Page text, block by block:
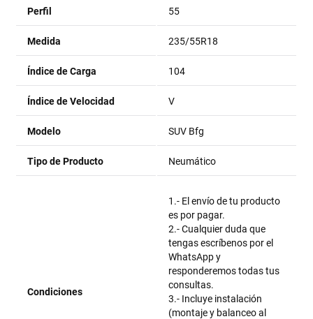
Perfil 55
Medida 235/55R18
Índice de Carga 104
Índice de Velocidad V
Modelo SUV Bfg
Tipo de Producto Neumático
Condiciones
1.- El envío de tu producto
es por pagar.
2.- Cualquier duda que
tengas escríbenos por el
WhatsApp y
responderemos todas tus
consultas.
3.- Incluye instalación
(montaje y balanceo al